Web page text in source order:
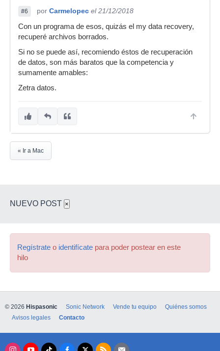
#6 por Carmelopec el 21/12/2018
Con un programa de esos, quizás el my data recovery,
recuperé archivos borrados.
Si no se puede así, recomiendo éstos de recuperación
de datos, son más baratos que la competencia y
sumamente amables:
Zetra datos.
« Ir a Mac
NUEVO POST ×
Regístrate o identifícate para poder postear en este
hilo
© 2026 Hispasonic Sonic Network Vende tu equipo
Quiénes somos
Avisos legales
Contacto